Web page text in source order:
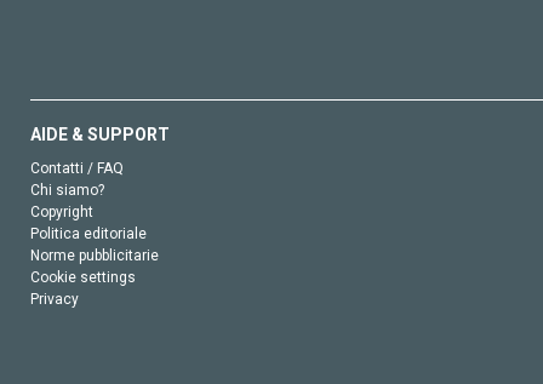
AIDE & SUPPORT
Contatti / FAQ
Chi siamo?
Copyright
Politica editoriale
Norme pubblicitarie
Cookie settings
Privacy